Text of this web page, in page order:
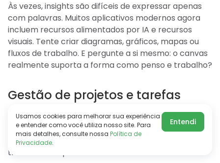
Às vezes, insights são difíceis de expressar apenas
com palavras. Muitos aplicativos modernos agora
incluem recursos alimentados por IA e recursos
visuais. Tente criar diagramas, gráficos, mapas ou
fluxos de trabalho. E pergunte a si mesmo: o canvas
realmente suporta a forma como penso e trabalho?
Gestão de projetos e tarefas
Se você quer transformar insights em resultados
reais, olhe além dos visuais. Planejamento e
coordenação fortes são o que realmente
transformam pensamentos em realidade.
Usamos cookies para melhorar sua experiência
e entender como você utiliza nosso site. Para
mais detalhes, consulte nossa Política de
Privacidade.
Entendi